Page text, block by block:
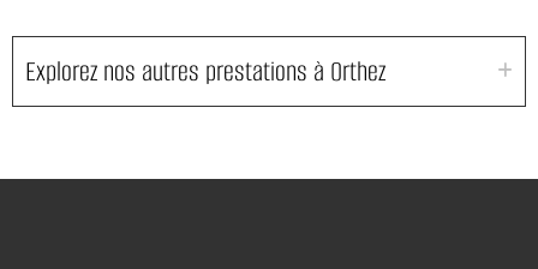
Explorez nos autres prestations à Orthez